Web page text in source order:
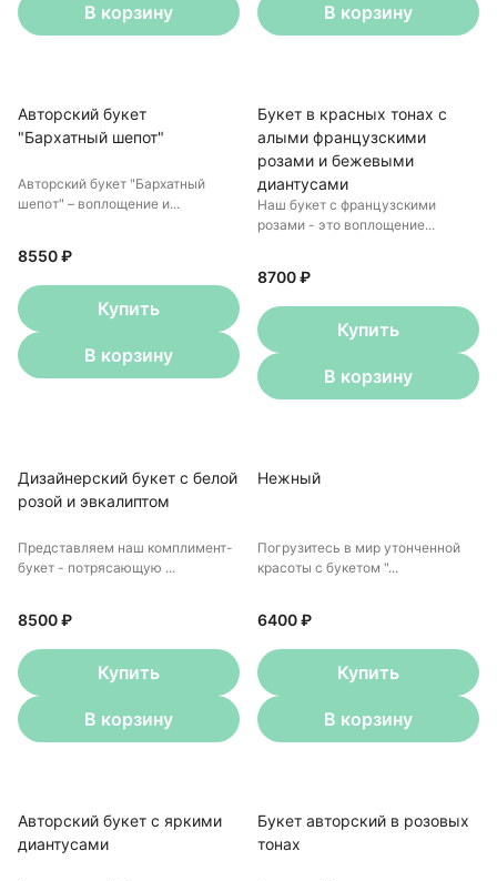
В корзину В корзину
Авторский букет
"Бархатный шепот"
Авторский букет "Бархатный
шепот" – воплощение и...
8550 ₽
Купить
В корзину
Букет в красных тонах с
алыми французскими
розами и бежевыми
диантусами
Наш букет с французскими
розами - это воплощение...
8700 ₽
Купить
В корзину
Дизайнерский букет с белой
розой и эвкалиптом
Представляем наш комплимент-
букет - потрясающую ...
8500 ₽
Купить
В корзину
Нежный
Погрузитесь в мир утонченной
красоты с букетом "...
6400 ₽
Купить
В корзину
Авторский букет с яркими
диантусами
Букет авторский в розовых
тонах